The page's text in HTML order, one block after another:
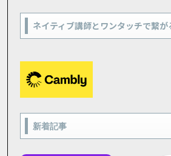
ネイティブ講師とワンタッチで繋が
新着記事